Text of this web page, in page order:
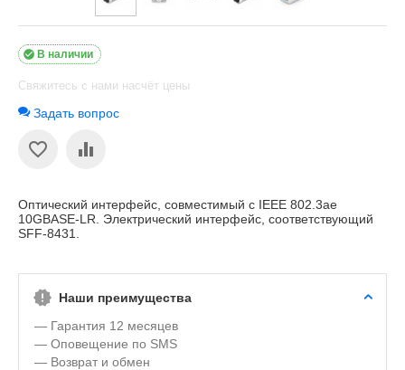
В наличии

Свяжитесь с нами насчёт цены
Задать вопрос
Оптический интерфейс, совместимый с IEEE 802.3ae
10GBASE-LR. Электрический интерфейс, соответствующий
SFF-8431.
Наши преимущества
— Гарантия 12 месяцев
— Оповещение по SMS
— Возврат и обмен